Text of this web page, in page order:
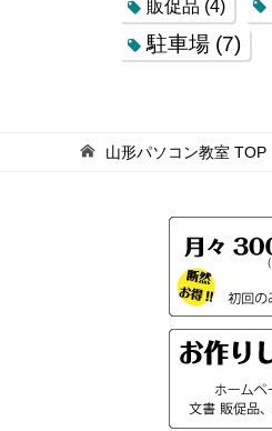
販促品 (4)
駐車場 (7)
山形パソコン教室 TOP